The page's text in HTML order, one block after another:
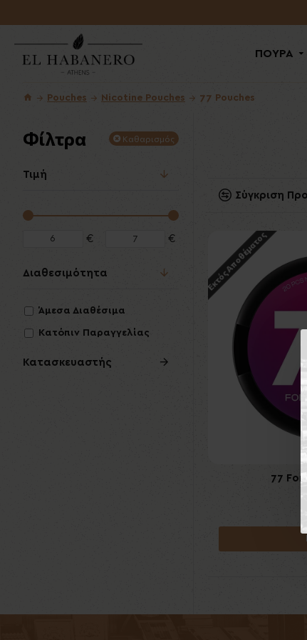
ΠΟΥΡΑ
Pouches Nicotine Pouches 77 Pouches
Φίλτρα Καθαρισμός
Τιμή
€ €
Κατασκευαστής
Διαθεσιμότητα
Άμεσα Διαθέσιμα
Κατόπιν Παραγγελίας
Σύγκριση
Εκτός Αποθέματος
77